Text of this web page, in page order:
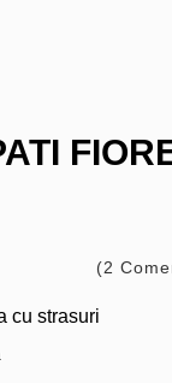
(2
cu strasuri